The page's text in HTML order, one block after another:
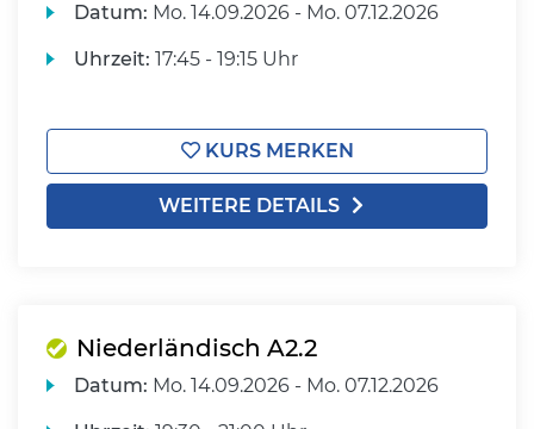
Datum: Mo. 14.09.2026 - Mo. 07.12.2026
Uhrzeit: 17:45 - 19:15 Uhr
KURS MERKEN
WEITERE DETAILS
Niederländisch A2.2
Datum: Mo. 14.09.2026 - Mo. 07.12.2026